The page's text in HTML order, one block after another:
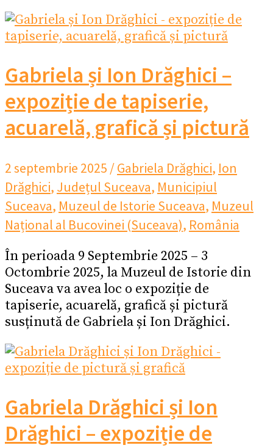
Gabriela și Ion Drăghici –
expoziție de tapiserie,
acuarelă, grafică și pictură
2 septembrie 2025 /Gabriela Drăghici, Ion
Drăghici, Județul Suceava, Municipiul
Suceava, Muzeul de Istorie Suceava, Muzeul
Național al Bucovinei (Suceava), România
În perioada 9 Septembrie 2025 – 3
Octombrie 2025, la Muzeul de Istorie din
Suceava va avea loc o expoziție de
tapiserie, acuarelă, grafică și pictură
susținută de Gabriela și Ion Drăghici.
Gabriela Drăghici și Ion
Drăghici – expoziție de